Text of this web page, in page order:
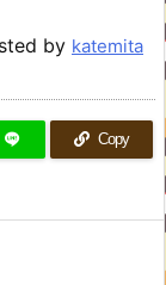
by katemita
Copy